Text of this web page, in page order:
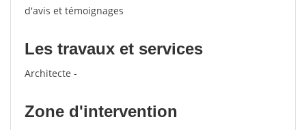
d'avis et témoignages
Les travaux et services
Architecte -
Zone d'intervention